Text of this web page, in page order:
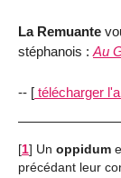
La Remuante
stéphanois : Au
-- [ télécharger
[1] Un oppidum
précédant leur